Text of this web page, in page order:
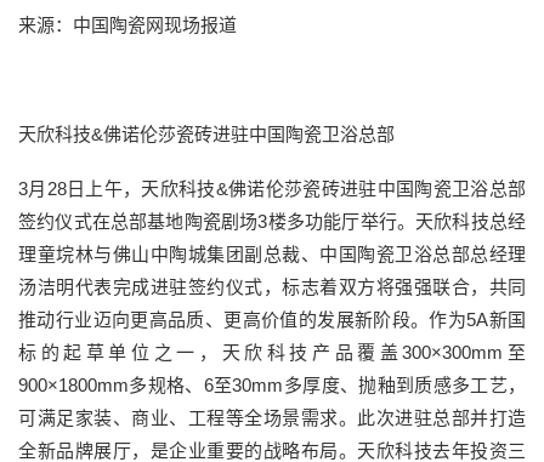
来源：中国陶瓷网现场报道
天欣科技&佛诺伦莎瓷砖进驻中国陶瓷卫浴总部
3月28日上午，天欣科技&佛诺伦莎瓷砖进驻中国陶瓷卫浴总部
签约仪式在总部基地陶瓷剧场3楼多功能厅举行。天欣科技总经
理童垸林与佛山中陶城集团副总裁、中国陶瓷卫浴总部总经理
汤洁明代表完成进驻签约仪式，标志着双方将强强联合，共同
推动行业迈向更高品质、更高价值的发展新阶段。作为5A新国
标的起草单位之一，天欣科技产品覆盖300×300mm至
900×1800mm多规格、6至30mm多厚度、抛釉到质感多工艺，
可满足家装、商业、工程等全场景需求。此次进驻总部并打造
全新品牌展厅，是企业重要的战略布局。天欣科技去年投资三